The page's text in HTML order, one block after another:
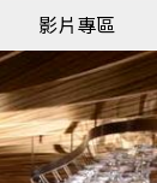
影片專區